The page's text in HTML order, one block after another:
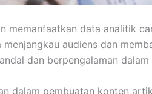
memanfaatkan data analitik
audiens dan
dan berpengalaman
dalam pembuatan konten